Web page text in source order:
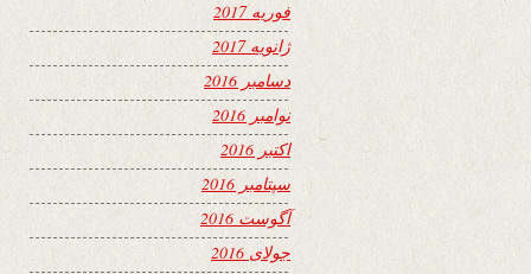
فوریه 2017
ژانویه 2017
دسامبر 2016
نوامبر 2016
اکتبر 2016
سپتامبر 2016
آگوست 2016
جولای 2016